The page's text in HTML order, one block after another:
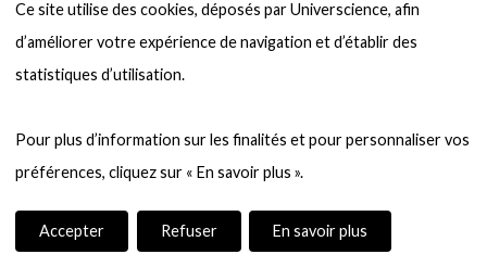
Ce site utilise des cookies, déposés par Universcience, afin
d’améliorer votre expérience de navigation et d’établir des
statistiques d’utilisation.
Pour plus d’information sur les finalités et pour personnaliser vos
Accepter Refuser En savoir plus